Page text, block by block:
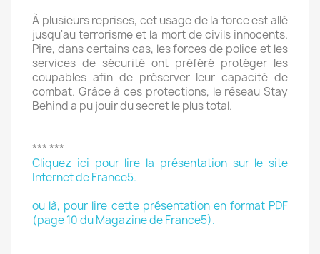
À plusieurs reprises, cet usage de la force est allé
jusqu'au terrorisme et la mort de civils innocents.
Pire, dans certains cas, les forces de police et les
services de sécurité ont préféré protéger les
coupables afin de préserver leur capacité de
combat. Grâce à ces protections, le réseau Stay
Behind a pu jouir du secret le plus total.
*** ***
Cliquez ici pour lire la présentation sur le site
Internet de France5.
ou là, pour lire cette présentation en format PDF
(page 10 du Magazine de France5).